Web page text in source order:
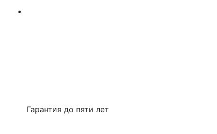
Гарантия до пяти лет